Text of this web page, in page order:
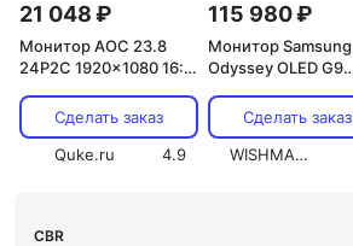
21 048 ₽
Монитор AOC 23.8
24P2C 1920x1080 16:9
DisplayPort Черный
Сделать заказ
Quke.ru
4.9
115 980 ₽
Монитор Samsung
Odyssey OLED G9
49", OLED, 240 Гц,
S49CG930SI)
Сделать заказ
WISHMASTER
CBR